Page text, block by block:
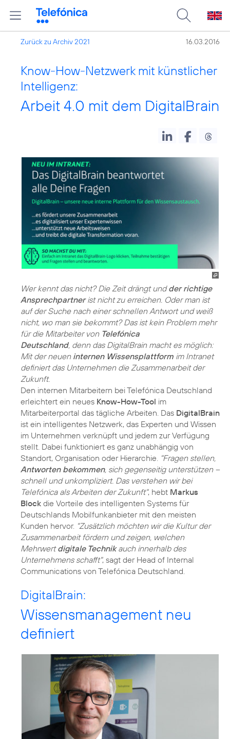
Zurück zu Archiv 2021 16.03.2016
Know-How-Netzwerk mit künstlicher
Intelligenz:
Arbeit 4.0 mit dem DigitalBrain
Wer kennt das nicht? Die Zeit drängt undder richtige
Ansprechpartnerist nicht zu erreichen. Oder man ist
auf der Suche nach einer schnellen Antwort und weiß
nicht, wo man sie bekommt? Das ist kein Problem mehr
für die Mitarbeiter von Telefónica
Deutschland, denn das DigitalBrain macht es möglich:
Mit der neuen internen Wissensplattform im Intranet
definiert das Unternehmen die Zusammenarbeit der
Zukunft.
Den internen Mitarbeitern bei Telefónica Deutschland
erleichtert ein neues Know-How-Tool im
Mitarbeiterportal das tägliche Arbeiten. Das DigitalBrain
ist ein intelligentes Netzwerk, das Experten und Wissen
im Unternehmen verknüpft und jedem zur Verfügung
stellt. Dabei funktioniert es ganz unabhängig von
Standort, Organisation oder Hierarchie. "Fragen stellen,
Antworten bekommen, sich gegenseitig unterstützen –
schnell und unkompliziert. Das verstehen wir bei
Telefónica als Arbeiten der Zukunft", hebt Markus
Block die Vorteile des intelligenten Systems für
Deutschlands Mobilfunkanbieter mit den meisten
Kunden hervor. "Zusätzlich möchten wir die Kultur der
Zusammenarbeit fördern und zeigen, welchen
Mehrwertdigitale Technikauch innerhalb des
Unternehmens schafft", sagt der Head of Internal
Communications von Telefónica Deutschland.
DigitalBrain:
Wissensmanagement neu
definiert